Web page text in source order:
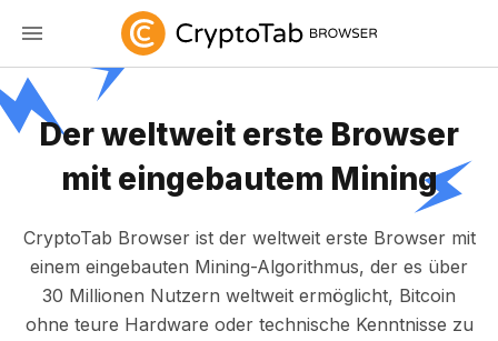
Der weltweit erste Browser
mit eingebautem Mining
CryptoTab Browser ist der weltweit erste Browser mit
einem eingebauten Mining-Algorithmus, der es über
30 Millionen Nutzern weltweit ermöglicht, Bitcoin
ohne teure Hardware oder technische Kenntnisse zu